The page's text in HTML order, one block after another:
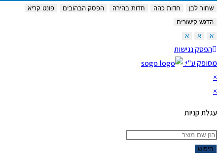
שחור לבן חדות כהה חדות בהירה הפסק הבהובים
פונט קריא
הדגש קישורים
הפסק נגישות
מסופק ע"י:
עגלת קניות
Products
search
חיפוש